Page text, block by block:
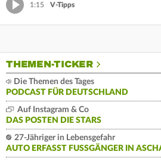
1:15 V-Tipps
THEMEN-TICKER
Die Themen des Tages
PODCAST FÜR DEUTSCHLAND
Auf Instagram & Co
DAS POSTEN DIE STARS
27-Jähriger in Lebensgefahr
AUTO ERFASST FUSSGÄNGER IN